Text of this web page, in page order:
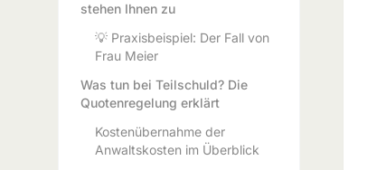
stehen Ihnen zu
💡 Praxisbeispiel: Der Fall von
Frau Meier
Was tun bei Teilschuld? Die
Quotenregelung erklärt
Kostenübernahme der
Anwaltskosten im Überblick